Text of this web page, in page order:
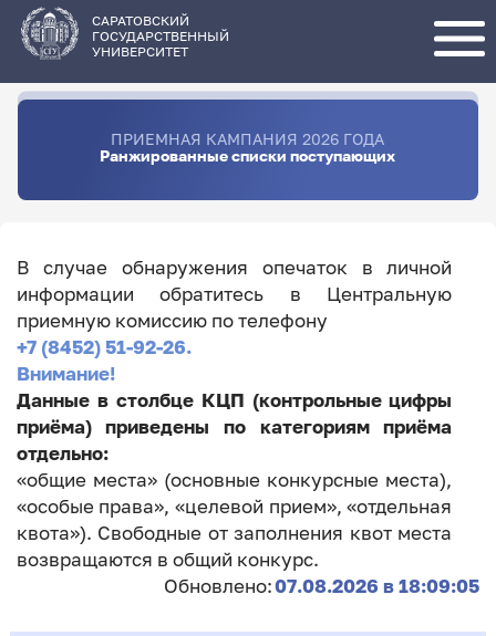
основному
содержанию
САРАТОВСКИЙ
ГОСУДАРСТВЕННЫЙ
УНИВЕРСИТЕТ
ПРИЕМНАЯ КАМПАНИЯ 2026 ГОДА
Ранжированные списки поступающих
В случае обнаружения опечаток в личной
информации обратитесь в Центральную
приемную комиссию по телефону
+7 (8452) 51-92-26.
Внимание!
Данные в столбце КЦП (контрольные цифры
приёма) приведены по категориям приёма
отдельно:
«общие места» (основные конкурсные места),
«особые права», «целевой прием», «отдельная
квота»). Свободные от заполнения квот места
возвращаются в общий конкурс.
Обновлено:07.08.2026 в 18:09:05